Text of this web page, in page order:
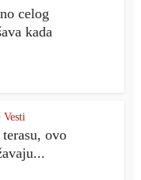
celog
kada
Vesti
ovo